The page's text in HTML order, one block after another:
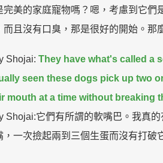
完美的家庭寵物嗎？嗯，考慮到它們
而且沒有口臭，那是很好的開始。那
Shojai: They have what's called a
seen these dogs pick up two
mouth at a time without breaking
Shojai:它們有所謂的軟嘴巴。我真
，一次撿起兩到三個生蛋而沒有打破